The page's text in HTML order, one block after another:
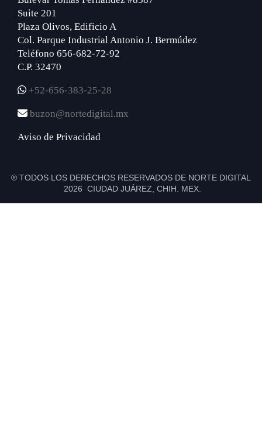
Suite 201
Plaza Olivos, Edificio A
Col. Parque Industrial Antonio J. Bermúdez
Teléfono 656-682-72-92
C.P. 32470
+52-656-383-25-28
buzon@nortedigital.mx
Aviso de Privacidad
® TODOS LOS DERECHOS RESERVADOS DE NORTE DIGITAL
2026 CIUDAD JUÁREZ, CHIH. MEX.